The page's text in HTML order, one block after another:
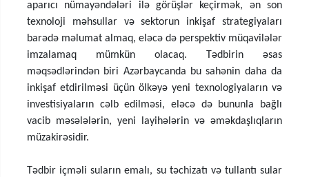
aparıcı nümayəndələri ilə görüşlər keçirmək, ən son
texnoloji məhsullar və sektorun inkişaf strategiyaları
barədə məlumat almaq, eləcə də perspektiv müqavilələr
imzalamaq mümkün olacaq. Tədbirin əsas
məqsədlərindən biri Azərbaycanda bu sahənin daha da
inkişaf etdirilməsi üçün ölkəyə yeni texnologiyaların və
investisiyaların cəlb edilməsi, eləcə də bununla bağlı
vacib məsələlərin, yeni layihələrin və əməkdaşlıqların
müzakirəsidir.
Tədbir içməli suların emalı, su təchizatı və tullantı sular